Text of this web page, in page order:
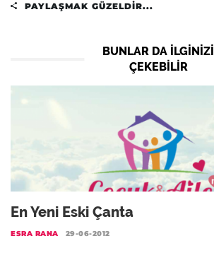
PAYLAŞMAK GÜZELDIR...
BUNLAR DA ILGINIZI
ÇEKEBILIR
En Yeni Eski Çanta
ESRA RANA 29-06-2012